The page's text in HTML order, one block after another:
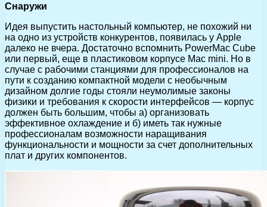
Снаружи
Идея выпустить настольный компьютер, не похожий ни
на одно из устройств конкурентов, появилась у Apple
далеко не вчера. Достаточно вспомнить PowerMac Cube
или первый, еще в пластиковом корпусе Mac mini. Но в
случае с рабочими станциями для профессионалов на
пути к созданию компактной модели с необычным
дизайном долгие годы стояли неумолимые законы
физики и требования к скорости интерфейсов — корпус
должен быть большим, чтобы a) организовать
эффективное охлаждение и б) иметь так нужные
профессионалам возможности наращивания
функциональности и мощности за счет дополнительных
плат и других компонентов.